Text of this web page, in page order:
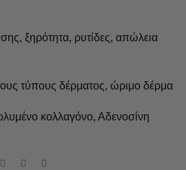
ξηρότητα, ρυτίδες, απώλεια
τύπους δέρματος, ώριμο δέρμα
κολλαγόνο, Αδενοσίνη